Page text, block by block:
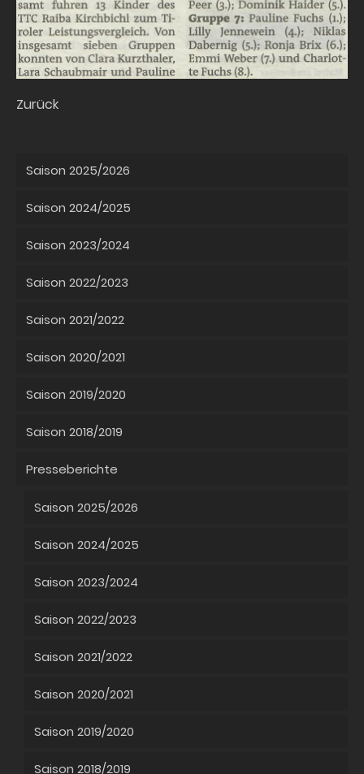
Zurück
Saison 2025/2026
Saison 2024/2025
Saison 2023/2024
Saison 2022/2023
Saison 2021/2022
Saison 2020/2021
Saison 2019/2020
Saison 2018/2019
Presseberichte
Saison 2025/2026
Saison 2024/2025
Saison 2023/2024
Saison 2022/2023
Saison 2021/2022
Saison 2020/2021
Saison 2019/2020
Saison 2018/2019